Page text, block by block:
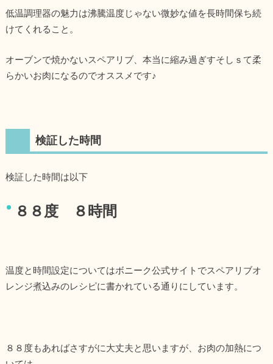
低温調理器の魅力は沸騰温度じゃない微妙な値を長時間保ち続
けてくれること。
オーブンで焼かないスペアリブ、本当に縮み過ぎすそしｓて柔
らかいお肉になるのでオススメです♪
検証した時間
検証した時間は以下
８８度 ８時間
温度と時間設定についてはボニーク公式サイトでスペアリブオ
レンジ煮込みのレシピに書かれている通りにしています。
８８度もあればさすがに大丈夫と思いますが、お肉の加熱につ